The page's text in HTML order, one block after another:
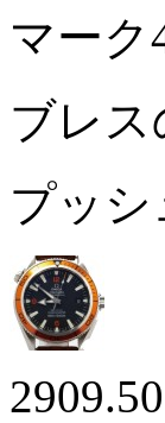
マーク
ブレ
プッ